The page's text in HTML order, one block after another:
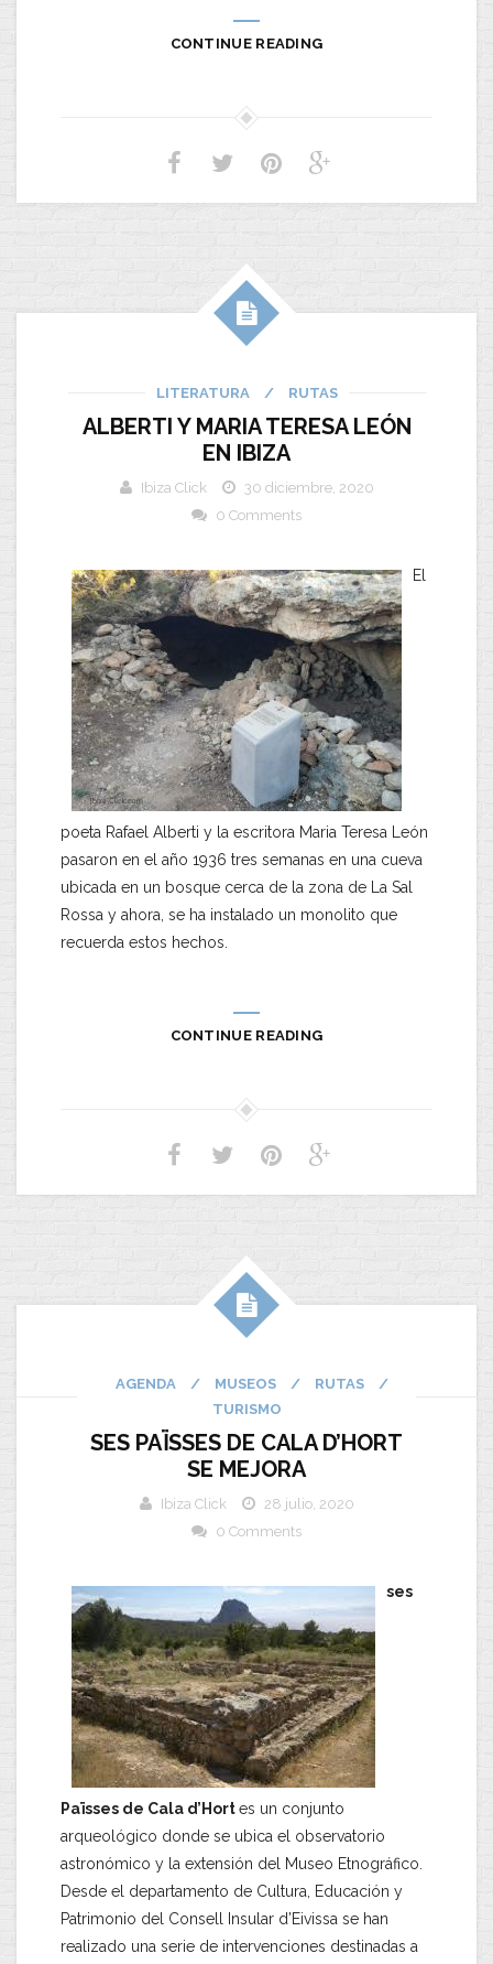
CONTINUE READING
LITERATURA / RUTAS
ALBERTI Y MARIA TERESA LEÓN
EN IBIZA
Ibiza Click
30 diciembre, 2020
0 Comments
El
poeta Rafael Alberti y la escritora Maria Teresa León
pasaron en el año 1936 tres semanas en una cueva
ubicada en un bosque cerca de la zona de La Sal
Rossa y ahora, se ha instalado un monolito que
recuerda estos hechos.
CONTINUE READING
AGENDA / MUSEOS / RUTAS
/
TURISMO
SES PAÏSSES DE CALA D’HORT
SE MEJORA
Ibiza Click
28 julio, 2020
0 Comments
ses
Païsses de Cala d’Hortes un conjunto
arqueológico donde se ubica el observatorio
astronómico y la extensión del Museo Etnográfico.
Desde el departamento de Cultura, Educación y
Patrimonio del Consell Insular d’Eivissa se han
realizado una serie de intervenciones destinadas a